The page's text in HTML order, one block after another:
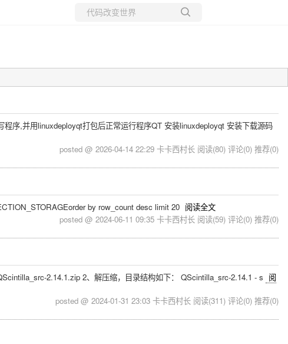
序,并用linuxdeployqt打包后正常运行程序QT 安装linuxdeployqt 安装下载源码
posted @ 2026-04-14 22:29 卡卡西村长 阅读(80) 评论(0) 推荐(0)
by row_count desc limit 20 阅读全文
posted @ 2024-06-11 09:35 卡卡西村长 阅读(59) 评论(0) 推荐(0)
2.14.1.zip 2、解压缩，目录结构如下： QScintilla_src-2.14.1 - s 阅
posted @ 2024-01-31 23:03 卡卡西村长 阅读(311) 评论(0) 推荐(0)